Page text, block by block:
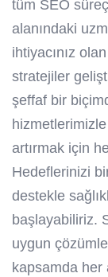
tüm SEO
alanındaki
ihtiyacınız
stratejiler
şeffaf bir
artırmak için
Hedeflerinizi
destekle
başlayabiliriz.
uygun
kapsamda her